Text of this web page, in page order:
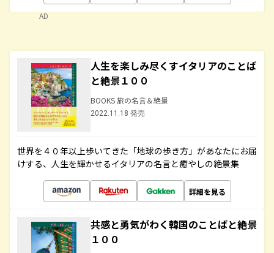
AD
人生を楽しみ尽くすイタリアのことば
と絶景１００
BOOKS 旅の名言＆絶景
2022.11.18 発売
世界を４０年以上歩いてきた「地球の歩き方」があなたにお届
けする、人生を輝かせるイタリアの名言と癒やしの絶景集
詳細を見る
共感と勇気がわく韓国のことばと絶景
１００